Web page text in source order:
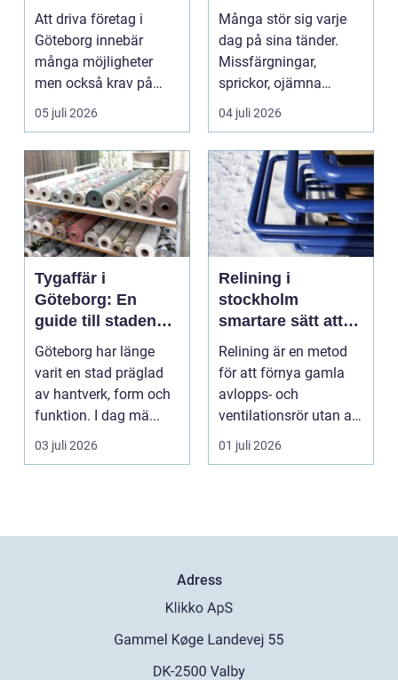
skapar kontroll
Att driva företag i
Göteborg innebär
många möjligheter
men också krav på
ordning i ekonomin.
För må...
05 juli 2026
vackert leende
Många stör sig varje
dag på sina tänder.
Missfärgningar,
sprickor, ojämna
kanter eller en sned
tandr...
04 juli 2026
Tygaffär i
Göteborg: En
guide till stadens
textila möjligheter
Göteborg har länge
varit en stad präglad
av hantverk, form och
funktion. I dag mä...
03 juli 2026
Relining i
stockholm
smartare sätt att
förnya rören
Relining är en metod
för att förnya gamla
avlopps- och
ventilationsrör utan att
riva väggar och golv...
01 juli 2026
Adress